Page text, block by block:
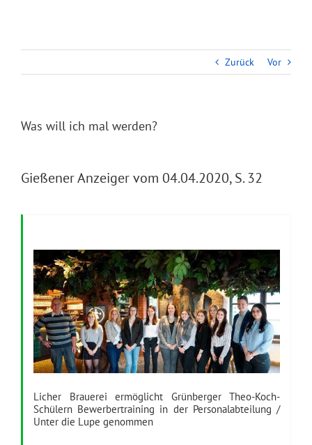
Zurück Vor
Was will ich mal werden?
Gießener Anzeiger vom 04.04.2020, S. 32
Licher Brauerei ermöglicht Grünberger Theo-Koch-
Schülern Bewerbertraining in der Personalabteilung /
Unter die Lupe genommen